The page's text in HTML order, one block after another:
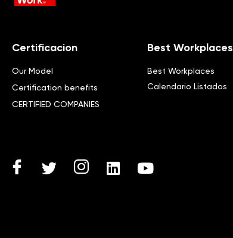
Certificacion
Our Model
Certification benefits
CERTIFIED COMPANIES
Best Workplaces
Best Workplaces
Calendario Listados